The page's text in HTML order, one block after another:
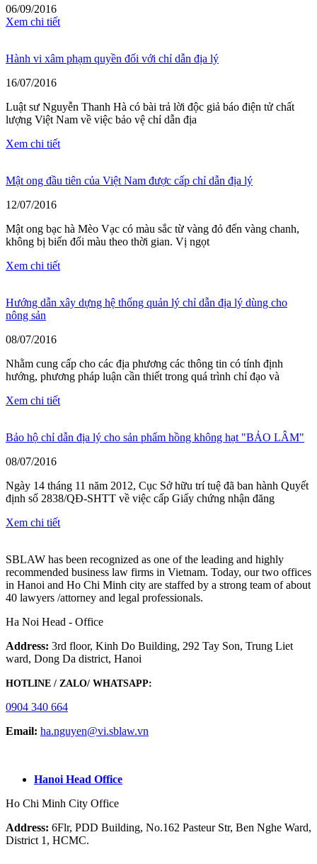
06/09/2016
Xem chi tiết
Hành vi xâm phạm quyền đối với chỉ dẫn địa lý
16/07/2016
Luật sư Nguyễn Thanh Hà có bài trả lời độc giả báo điện tử chất
lượng Việt Nam về việc bảo vệ chỉ dẫn địa
Xem chi tiết
Mật ong đầu tiên của Việt Nam được cấp chỉ dẫn địa lý
12/07/2016
Mật ong bạc hà Mèo Vạc có màu sắc từ vàng đỏ đến vàng chanh,
không bị biến đổi màu theo thời gian. Vị ngọt
Xem chi tiết
Hướng dẫn xây dựng hệ thống quản lý chỉ dẫn địa lý dùng cho
nông sản
08/07/2016
Nhằm cung cấp cho các địa phương các thông tin có tính định
hướng, phương pháp luận cần thiết trong quá trình chỉ đạo và
Xem chi tiết
Bảo hộ chỉ dẫn địa lý cho sản phẩm hồng không hạt "BẢO LÂM"
08/07/2016
Ngày 14 tháng 11 năm 2012, Cục Sở hữu trí tuệ đã ban hành Quyết
định số 2838/QĐ-SHTT về việc cấp Giấy chứng nhận đăng
Xem chi tiết
SBLAW has been recognized as one of the leading and highly
recommended business law firms in Vietnam. Today, our two offices
in Hanoi and Ho Chi Minh city are staffed by a strong team of about
40 lawyers /attorney and legal professionals.
Ha Noi Head - Office
Address: 3rd floor, Kinh Do Building, 292 Tay Son, Trung Liet
ward, Dong Da district, Hanoi
HOTLINE / ZALO/ WHATSAPP:
0904 340 664
Email: ha.nguyen@vi.sblaw.vn
Hanoi Head Office
Ho Chi Minh City Office
Address: 6Flr, PDD Building, No.162 Pasteur Str, Ben Nghe Ward,
District 1, HCMC.